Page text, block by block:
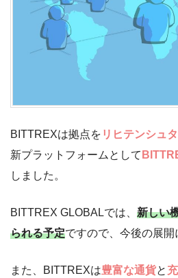
BITTREXは拠点を リヒテンシュ
新プラットフォームとして
しました。
BITTREX GLOBALでは、 新しい
られる予定ですので、今後の展開
また、BITTREXは豊富な通貨と